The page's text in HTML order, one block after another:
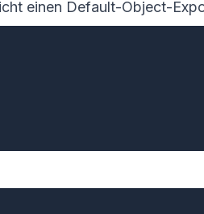
einen Default-Object-